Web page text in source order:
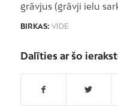
grāvjus (grāvji ielu
BIRKAS: VIDE
Dalīties ar šo